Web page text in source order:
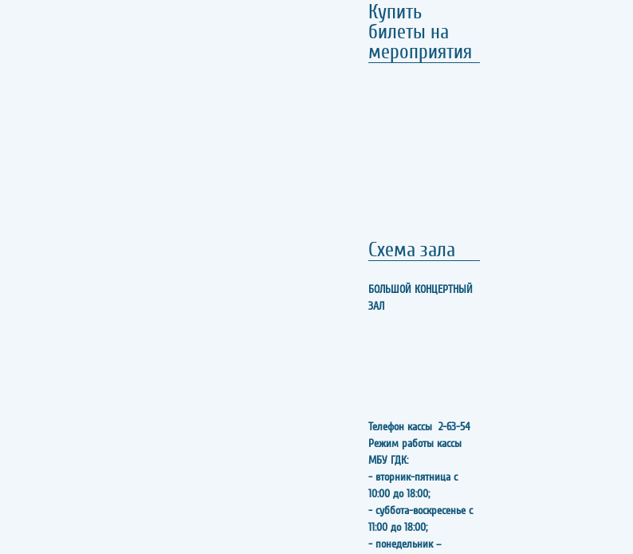
Купить
билеты на
мероприятия
Схема зала
БОЛЬШОЙ КОНЦЕРТНЫЙ
ЗАЛ
Телефон кассы 2-63-54
Режим работы кассы
МБУ ГДК:
- вторник-пятница с
10:00 до 18:00;
- суббота-воскресенье с
11:00 до 18:00;
- понедельник –